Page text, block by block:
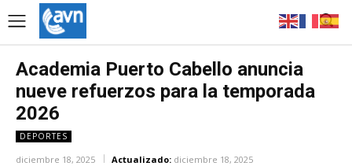
Academia Puerto Cabello anuncia
nueve refuerzos para la temporada
2026
DEPORTES
diciembre 18, 2025 Actualizado: diciembre 18, 2025